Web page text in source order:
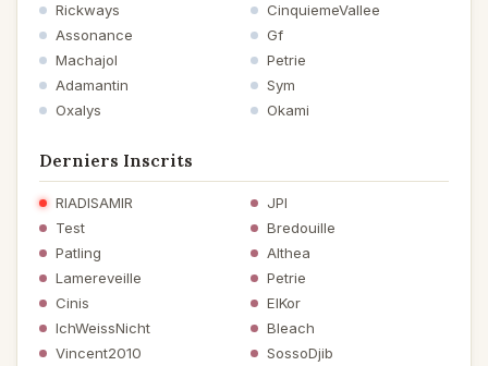
Rickways
CinquiemeVallee
Assonance
Gf
Machajol
Petrie
Adamantin
Sym
Oxalys
Okami
Derniers Inscrits
RIADISAMIR
JPI
Test
Bredouille
Patling
Althea
Lamereveille
Petrie
Cinis
ElKor
IchWeissNicht
Bleach
Vincent2010
SossoDjib